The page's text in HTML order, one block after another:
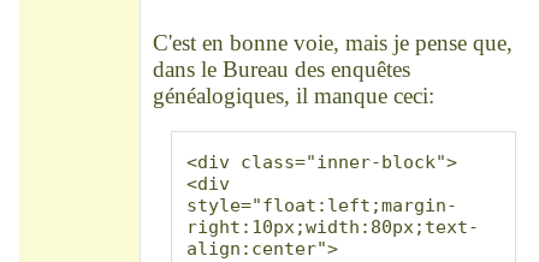
C'est en bonne voie, mais je pense que,
dans le Bureau des enquêtes
généalogiques, il manque ceci:
<div class="inner-block">
<div
style="float:left;margin-
right:10px;width:80px;text-
align:center">